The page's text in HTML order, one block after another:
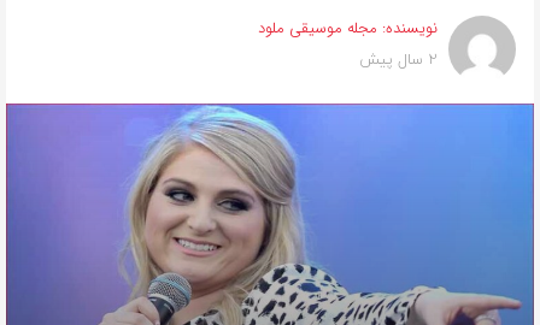
این
صفحه
را
بگذارید.
نویسنده: مجله موسیقی ملود
2 سال پیش